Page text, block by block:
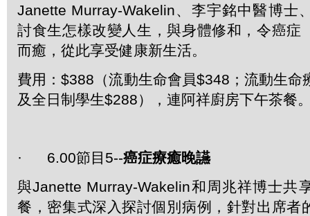
Janette Murray-Wakelin、李宇銘中醫博士
討食生怎樣改變人生，與身體修和，令癌症
而癒，從此享受健康新生活。
費用：$388（流動生命會員$348；流動生命
及全日制學生$288），連阿祥廚房下午茶餐
· 6.00節目5--癌症療癒晚讌
與Janette Murray-Wakelin和周兆祥博士共
餐，密集式深入探討個別病例，針對出席者